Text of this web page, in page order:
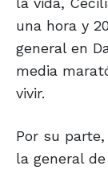
una hora y
general en
media
vivir.
Por su
la general